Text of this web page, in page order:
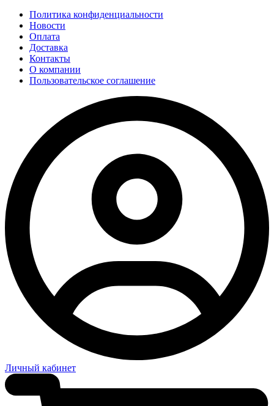
Политика конфиденциальности
Новости
Оплата
Доставка
Контакты
О компании
Пользовательское соглашение
Личный кабинет